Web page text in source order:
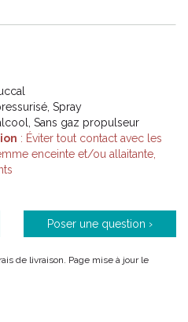
Spray
Sans gaz propulseur
: Éviter tout contact avec les
enceinte et/ou allaitante,
Poser une question ›
de livraison. Page mise à jour le